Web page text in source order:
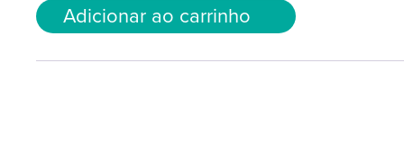
Adicionar ao carrinho